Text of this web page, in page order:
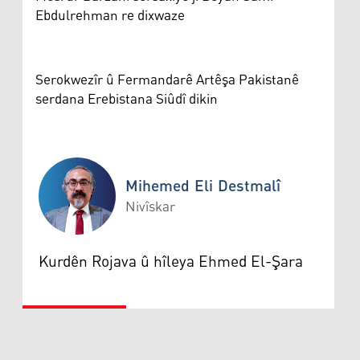
Ebdulrehman re dixwaze
Serokwezîr û Fermandarê Artêşa Pakistanê
serdana Erebistana Siûdî dikin
Mihemed Eli Destmalî
Mihemed Eli Destmalî
Nivîskar
Kurdên Rojava û hîleya Ehmed El-Şara